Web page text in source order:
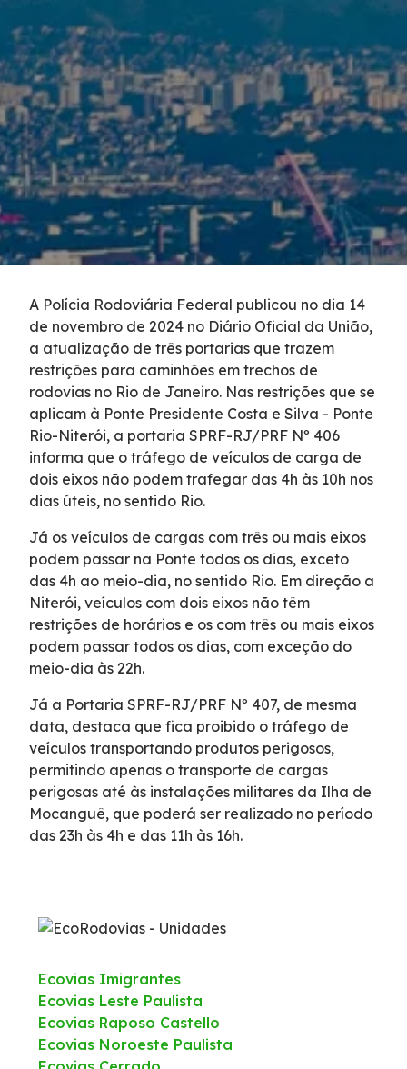
Tráfego de caminhões
Inspeção de Tráfego
Socorro Mecânico
Socorro Médico
Links Úteis
Carta ao Usuário
Projetos de RDT
Notícias
Sustentabilidade
Compromissos Voluntários ESG
Projetos Socioambientais
Política de Gestão Integrada
Compromisso Ambiental
Ouvidoria
Fale Conosco
A Polícia Rodoviária Federal publicou no dia 14
de novembro de 2024 no Diário Oficial da União,
a atualização de três portarias que trazem
restrições para caminhões em trechos de
rodovias no Rio de Janeiro. Nas restrições que se
aplicam à Ponte Presidente Costa e Silva - Ponte
Rio-Niterói, a portaria SPRF-RJ/PRF Nº 406
informa que o tráfego de veículos de carga de
dois eixos não podem trafegar das 4h às 10h nos
dias úteis, no sentido Rio.
Já os veículos de cargas com três ou mais eixos
podem passar na Ponte todos os dias, exceto
das 4h ao meio-dia, no sentido Rio. Em direção a
Niterói, veículos com dois eixos não têm
restrições de horários e os com três ou mais eixos
podem passar todos os dias, com exceção do
meio-dia às 22h.
Já a Portaria SPRF-RJ/PRF Nº 407, de mesma
data, destaca que fica proibido o tráfego de
veículos transportando produtos perigosos,
permitindo apenas o transporte de cargas
perigosas até às instalações militares da Ilha de
Mocanguê, que poderá ser realizado no período
das 23h às 4h e das 11h às 16h.
Ecovias Imigrantes
Ecovias Leste Paulista
Ecovias Raposo Castello
Ecovias Noroeste Paulista